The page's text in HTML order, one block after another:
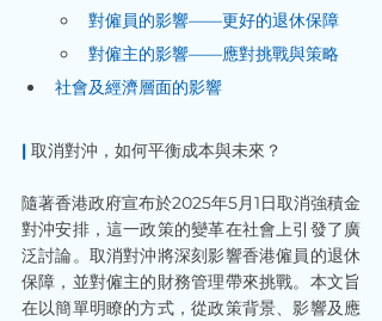
對僱員的影響——更好的退休保障
對僱主的影響——應對挑戰與策略
社會及經濟層面的影響
| 取消對沖，如何平衡成本與未來？
隨著香港政府宣布於2025年5月1日取消強積金
對沖安排，這一政策的變革在社會上引發了廣
泛討論。取消對沖將深刻影響香港僱員的退休
保障，並對僱主的財務管理帶來挑戰。本文旨
在以簡單明瞭的方式，從政策背景、影響及應